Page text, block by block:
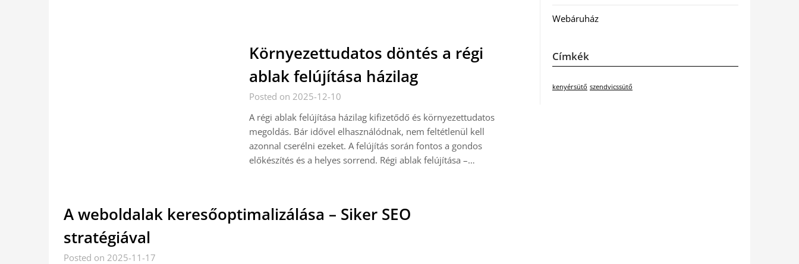
Környezettudatos döntés a régi
ablak felújítása házilag
Posted on 2025-12-10
A régi ablak felújítása házilag kifizetődő és környezettudatos
megoldás. Bár idővel elhasználódnak, nem feltétlenül kell
azonnal cserélni ezeket. A felújítás során fontos a gondos
előkészítés és a helyes sorrend. Régi ablak felújítása –…
A weboldalak keresőoptimalizálása – Siker SEO
stratégiával
Posted on 2025-11-17
Webáruház
Címkék
kenyérsütő szendvicssütő